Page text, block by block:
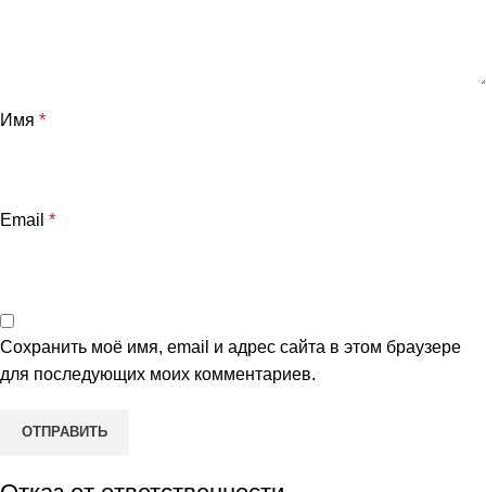
Имя *
Email *
Сохранить моё имя, email и адрес сайта в этом браузере
для последующих моих комментариев.